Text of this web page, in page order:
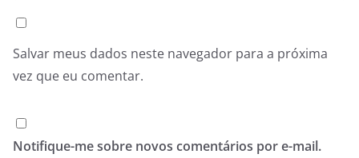
Salvar meus dados neste navegador para a próxima
vez que eu comentar.
Notifique-me sobre novos comentários por e-mail.